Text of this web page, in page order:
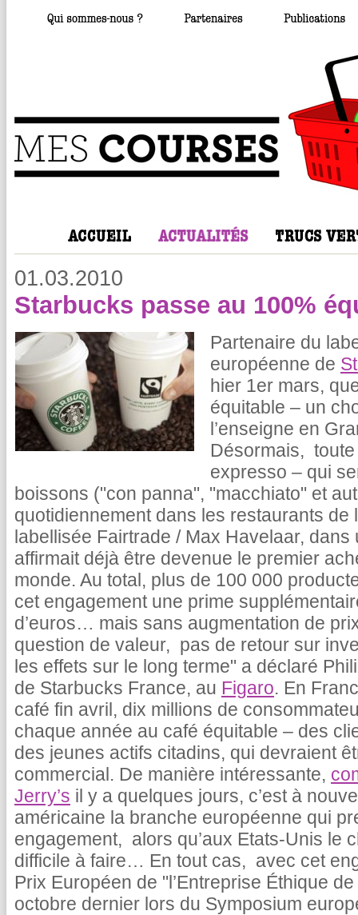
01.03.2010
Starbucks passe au 100%
Partenaire du
européenne de
hier 1er mars,
équitable – un
l’enseigne en
Désormais,
expresso – qui
boissons ("con panna", "macchiato" et
quotidiennement dans les restaurants de
labellisée Fairtrade / Max Havelaar,
affirmait déjà être devenue le premier
monde. Au total, plus de 100 000
cet engagement une prime
d’euros… mais sans augmentation de
question de valeur, pas de retour sur
les effets sur le long terme" a déclaré
de Starbucks France, au Figaro. En
café fin avril, dix millions de
chaque année au café équitable – des
des jeunes actifs citadins, qui devraient
commercial. De manière intéressante,
Jerry’s il y a quelques jours, c’est à
américaine la branche européenne qui
engagement, alors qu’aux Etats-Unis le
difficile à faire… En tout cas, avec cet
Prix Européen de "l’Entreprise Éthique
octobre dernier lors du Symposium